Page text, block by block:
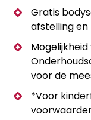
Gratis
afstelling en
voor de
*Voor